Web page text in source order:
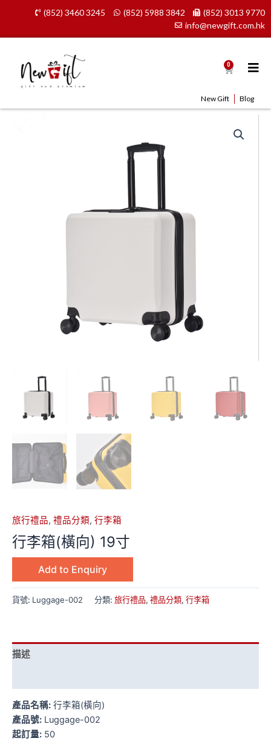
content
(852) 3460 3245 (852) 5988 3842
(852) 3013 9770
info@newgift.com.hk
0 Cart
New Gift Blog
旅行禮品, 禮品分類, 行李箱
行李箱(橫向) 19寸
Add to Enquiry
貨號: Luggage-002 分類: 旅行禮品, 禮品分類, 行李箱
描述
產品名稱: 行李箱(橫向)
產品號: Luggage-002
起訂量: 50